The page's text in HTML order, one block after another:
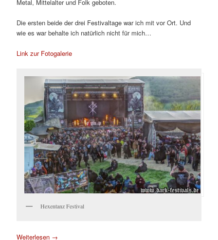
Metal, Mittelalter und Folk geboten.
Die ersten beide der drei Festivaltage war ich mit vor Ort. Und
wie es war behalte ich natürlich nicht für mich…
Link zur Fotogalerie
Hexentanz Festival
Weiterlesen →